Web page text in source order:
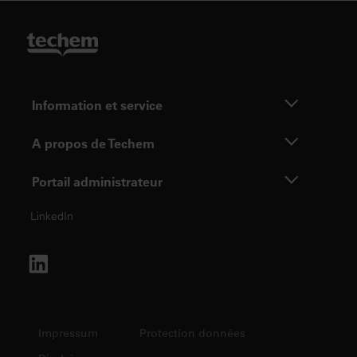
Information et service
A propos de Techem
Portail administrateur
LinkedIn
Impressum
Protection données